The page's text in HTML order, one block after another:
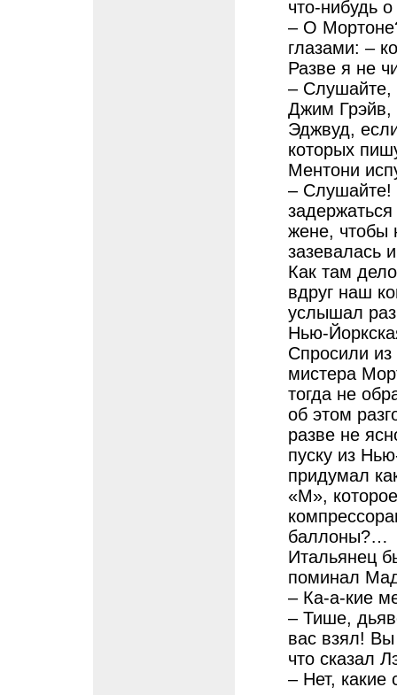
что-нибудь
– О
глазами: –
Разве я не
– Слушайте,
Джим Грэйв,
Эджвуд,
которых
Ментони
– Слушайте!
жене, чтобы
зазевалась
Как там
вдруг наш
услышал
Нью-
Спросили из
мистера
тогда не
об этом
разве не
пуску из
придумал
«М»,
баллоны?…
Итальянец
поминал
– Ка-а-кие
– Тише,
вас взял!
что сказал
– Нет, какие